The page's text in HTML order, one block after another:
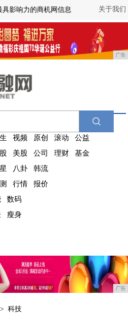
关于我们
影响力的商机网信息
广告
视频 原创 滚动
公益
美股 公司 理财
基金
八卦
韩流
行情
报价
数码
瘦身
广告
>科技